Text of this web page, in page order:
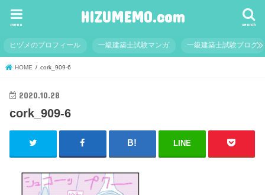
HIZUMEMO.com search
menu
ヒヅメのプロフィール 一級建築士試験マンガ 一級建築士試験ブログ
HOME cork_909-6
2020.10.28
cork_909-6
LINE